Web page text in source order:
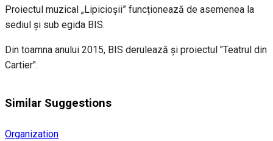
Proiectul muzical „Lipicioșii” funcționează de asemenea la
sediul și sub egida BIS.
Din toamna anului 2015, BIS derulează și proiectul "Teatrul din
Cartier".
Similar Suggestions
Organization